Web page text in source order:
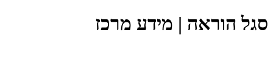
סגל הוראה | מידע מרכז